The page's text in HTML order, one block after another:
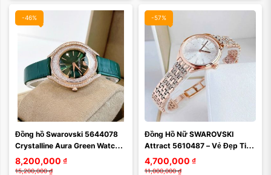
-46%
Đồng hồ Swarovski 5644078
Crystalline Aura Green Watch –
Đỉnh cao sang trọng trong BST
...
8,200,000 ₫
15,200,000 ₫
-57%
Đồng Hồ Nữ SWAROVSKI
Attract 5610487 – Vẻ Đẹp Tinh
Tế, Sang Trọng Và Đầy Cuốn
Hút
4,700,000 ₫
11,000,000 ₫
Màu mặt:
Xóa